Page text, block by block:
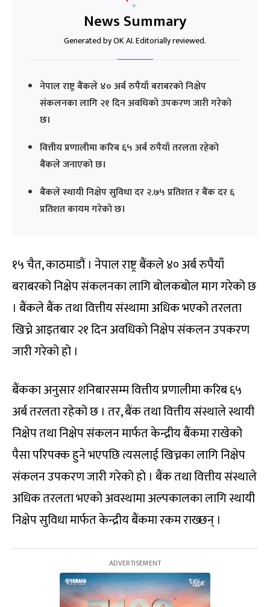
News Summary
Generated by OK AI. Editorially reviewed.
नेपाल राष्ट्र बैंकले ४० अर्ब रुपैयाँ बराबरको निक्षेप
संकलनका लागि २१ दिन अवधिको उपकरण जारी गरेको
छ।
वित्तीय प्रणालीमा करिब ६५ अर्ब रुपैयाँ तरलता रहेको
बैंकले जनाएको छ।
बैंकले स्थायी निक्षेप सुविधा दर २.७५ प्रतिशत र बैंक दर ६
प्रतिशत कायम गरेको छ।
१५ चैत, काठमाडौं । नेपाल राष्ट्र बैंकले ४० अर्ब रुपैयाँ
बराबरको निक्षेप संकलनका लागि बोलकबोल माग गरेको छ
। बैंकले बैंक तथा वित्तीय संस्थामा अधिक भएको तरलता
खिच्ने आइतबार २१ दिन अवधिको निक्षेप संकलन उपकरण
जारी गरेको हो ।
बैंकका अनुसार शनिबारसम्म वित्तीय प्रणालीमा करिब ६५
अर्ब तरलता रहेको छ । तर, बैंक तथा वित्तीय संस्थाले स्थायी
निक्षेप तथा निक्षेप संकलन मार्फत केन्द्रीय बैंकमा राखेको
पैसा परिपक्क हुने भएपछि त्यसलाई खिच्नका लागि निक्षेप
संकलन उपकरण जारी गरेको हो । बैंक तथा वित्तीय संस्थाले
अधिक तरलता भएको अवस्थामा अल्पकालका लागि स्थायी
निक्षेप सुविधा मार्फत केन्द्रीय बैंकमा रकम राख्छन् ।